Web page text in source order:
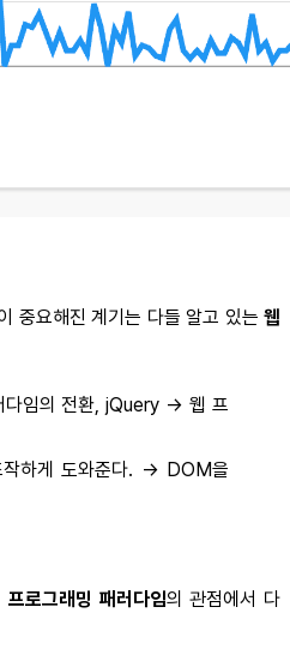
중요해진 계기는 다들 알고 있는 웹
다임의 전환, jQuery → 웹 프
하게 도와준다. → DOM을
프로그래밍 패러다임의 관점에서 다